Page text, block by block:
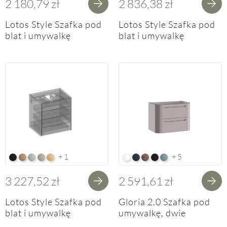
2 180,79 zł
Lotos Style Szafka pod
blat i umywalkę
60/70/100 cm
2 836,38 zł
Lotos Style Szafka pod
blat i umywalkę
F56 Black Matt Orchidea Nera
F107 Kitami Mountain
F105 Perfect Touch Stahlgrau
F112 Kaschmir
F144 Casella Eiche Light
+1
3 227,52 zł
Lotos Style Szafka pod
blat i umywalkę
F83 Premium White Supermatt
F103 Perfect Touch Parisian
F153 Oak Endgrain
F56 Black Matt
F72 Fjord
+5
2 591,61 zł
Gloria 2.0 Szafka pod
umywalkę, dwie